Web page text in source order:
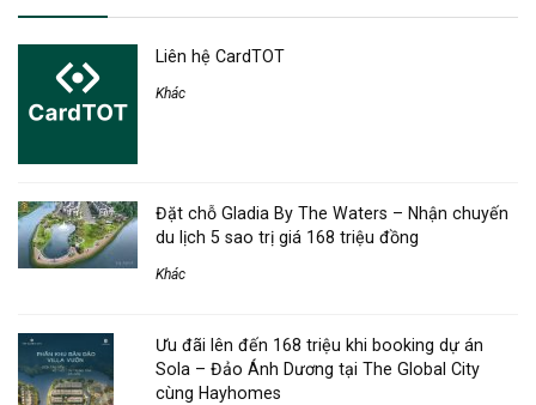
Liên hệ CardTOT
Khác
Đặt chỗ Gladia By The Waters – Nhận chuyến
du lịch 5 sao trị giá 168 triệu đồng
Khác
Ưu đãi lên đến 168 triệu khi booking dự án
Sola – Đảo Ánh Dương tại The Global City
cùng Hayhomes